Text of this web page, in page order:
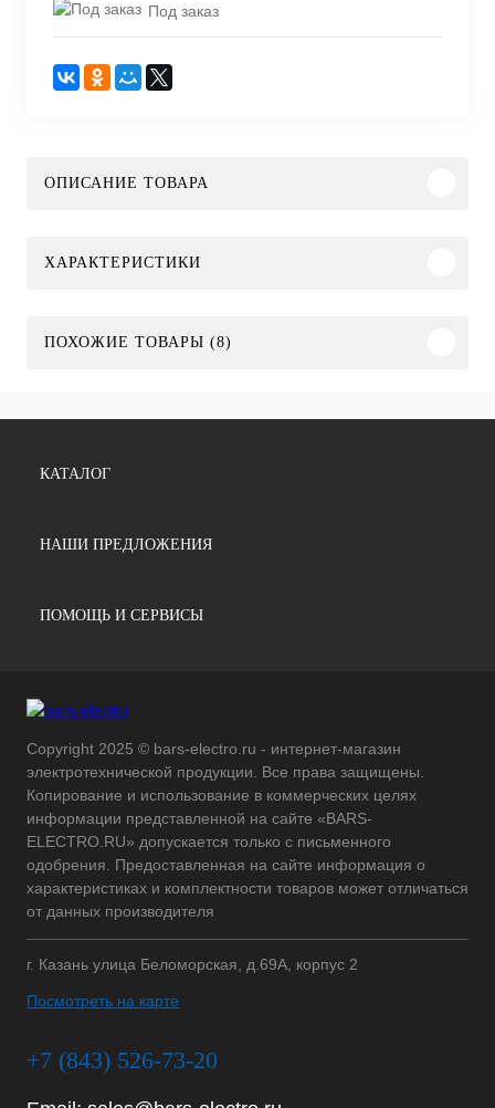
Под заказ
ОПИСАНИЕ ТОВАРА
ХАРАКТЕРИСТИКИ
ПОХОЖИЕ ТОВАРЫ (8)
КАТАЛОГ
НАШИ ПРЕДЛОЖЕНИЯ
ПОМОЩЬ И СЕРВИСЫ
Copyright 2025 © bars-electro.ru - интернет-магазин
электротехнической продукции. Все права защищены.
Копирование и использование в коммерческих целях
информации представленной на сайте «BARS-
ELECTRO.RU» допускается только с письменного
одобрения. Предоставленная на сайте информация о
характеристиках и комплектности товаров может отличаться
от данных производителя
г. Казань улица Беломорская, д.69А, корпус 2
Посмотреть на карте
+7 (843) 526-73-20